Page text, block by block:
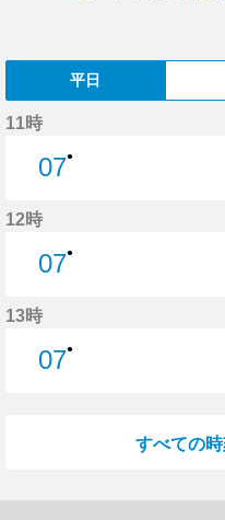
平日
11時
07●
12時
07●
13時
07●
すべての